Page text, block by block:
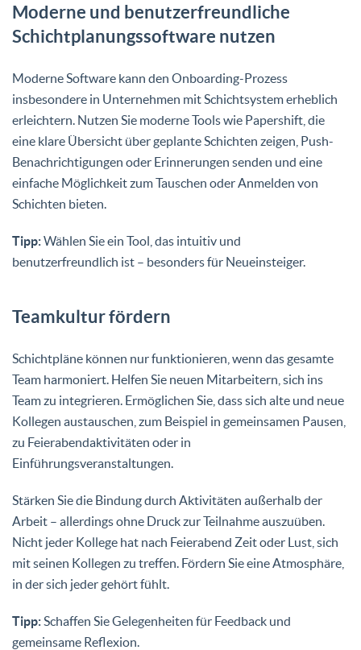
Moderne und benutzerfreundliche
Schichtplanungssoftware nutzen
Moderne Software kann den Onboarding-Prozess
insbesondere in Unternehmen mit Schichtsystem erheblich
erleichtern. Nutzen Sie moderne Tools wie Papershift, die
eine klare Übersicht über geplante Schichten zeigen, Push-
Benachrichtigungen oder Erinnerungen senden und eine
einfache Möglichkeit zum Tauschen oder Anmelden von
Schichten bieten.
Tipp:Wählen Sie ein Tool, das intuitiv und
benutzerfreundlich ist – besonders für Neueinsteiger.
Teamkultur fördern
Schichtpläne können nur funktionieren, wenn das gesamte
Team harmoniert. Helfen Sie neuen Mitarbeitern, sich ins
Team zu integrieren. Ermöglichen Sie, dass sich alte und neue
Kollegen austauschen, zum Beispiel in gemeinsamen Pausen,
zu Feierabendaktivitäten oder in
Einführungsveranstaltungen.
Stärken Sie die Bindung durch Aktivitäten außerhalb der
Arbeit – allerdings ohne Druck zur Teilnahme auszuüben.
Nicht jeder Kollege hat nach Feierabend Zeit oder Lust, sich
mit seinen Kollegen zu treffen. Fördern Sie eine Atmosphäre,
in der sich jeder gehört fühlt.
Tipp:Schaffen Sie Gelegenheiten für Feedback und
gemeinsame Reflexion.